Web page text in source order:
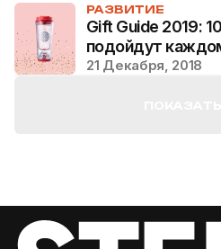
РАЗВИТИЕ
Gift Guide 2019:
подойдут
21 Декабря, 2018